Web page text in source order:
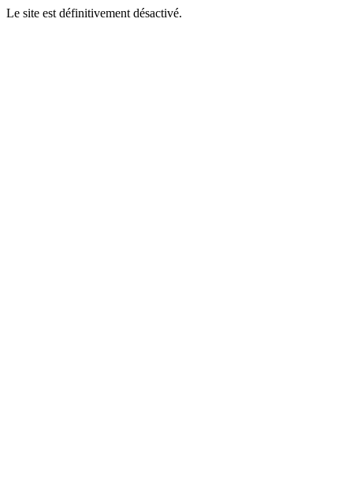
Le site est définitivement désactivé.